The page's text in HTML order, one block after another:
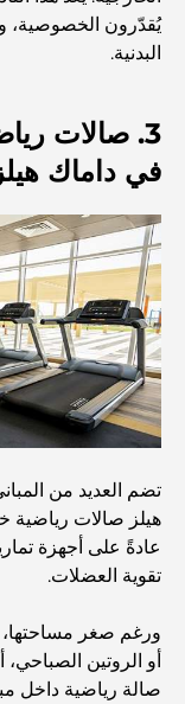
إفطار رمضاني
المقاهي في
والمجتمع
مطاعم دبي
الطعام
استكشاف
Competition
المقاهي في
الحياة في الجزيرة
أفضل وجبات
يُقدّرون الخصوصية،
البدنية.
3. صالات
في داماك هيلز
تضم العديد من
هيلز صالات رياضية
عادةً على أجهزة
تقوية العضلات.
ورغم صغر مساحتها،
أو الروتين
صالة رياضية داخل